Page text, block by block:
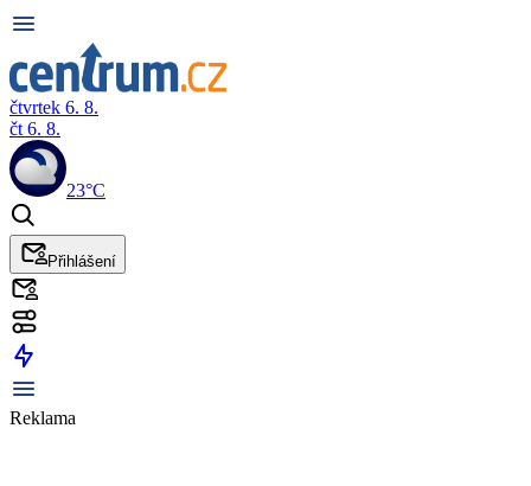
čtvrtek 6. 8.
čt 6. 8.
23°C
Přihlášení
Reklama